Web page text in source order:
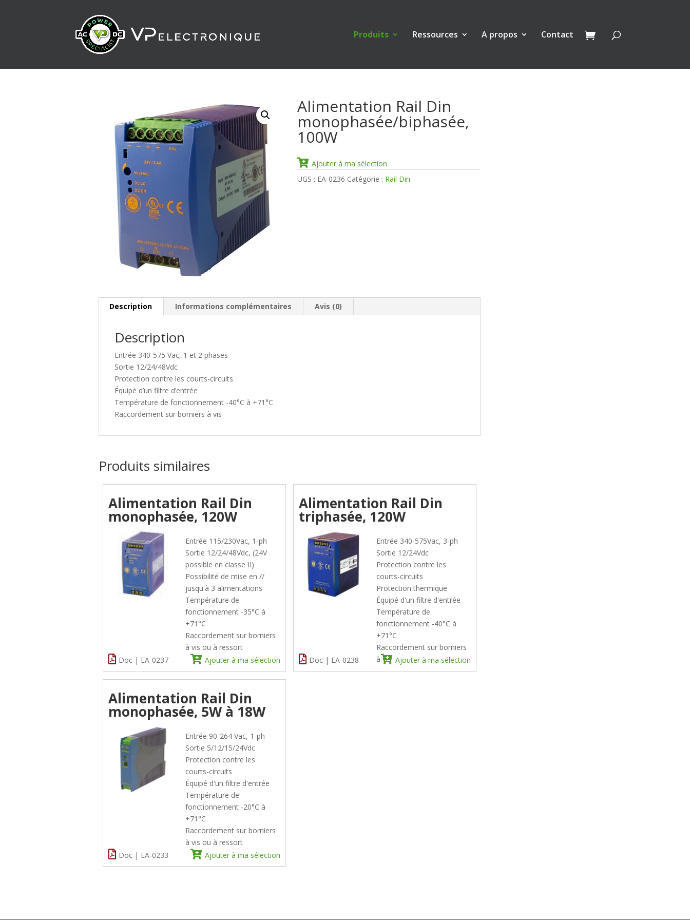
Produits Ressources A propos Contact
Alimentation Rail Din
monophasée/biphasée,
100W
Ajouter à ma sélection
UGS : EA-0236 Catégorie : Rail Din
Description Informations complémentaires Avis (0)
Description
Entrée 340-575 Vac, 1 et 2 phases
Sortie 12/24/48Vdc
Protection contre les courts-circuits
Équipé d’un filtre d’entrée
Température de fonctionnement -40°C à +71°C
Raccordement sur borniers à vis
Produits similaires
Alimentation Rail Din
monophasée, 120W
Entrée 115/230Vac, 1-ph
Sortie 12/24/48Vdc, (24V
possible en classe II)
Possibilité de mise en //
jusqu'à 3 alimentations
Température de
fonctionnement -35°C à
+71°C
Raccordement sur borniers
à vis ou à ressort
Ajouter à ma sélection
Doc | EA-0237
Alimentation Rail Din
triphasée, 120W
Entrée 340-575Vac, 3-ph
Sortie 12/24Vdc
Protection contre les
courts-circuits
Protection thermique
Équipé d'un filtre d'entrée
Température de
fonctionnement -40°C à
+71°C
Raccordement sur borniers
à vis Ajouter à ma sélection
Doc | EA-0238
Alimentation Rail Din
monophasée, 5W à 18W
Entrée 90-264 Vac, 1-ph
Sortie 5/12/15/24Vdc
Protection contre les
courts-circuits
Équipé d'un filtre d'entrée
Température de
fonctionnement -20°C à
+71°C
Raccordement sur borniers
à vis ou à ressort
Ajouter à ma sélection
Doc | EA-0233